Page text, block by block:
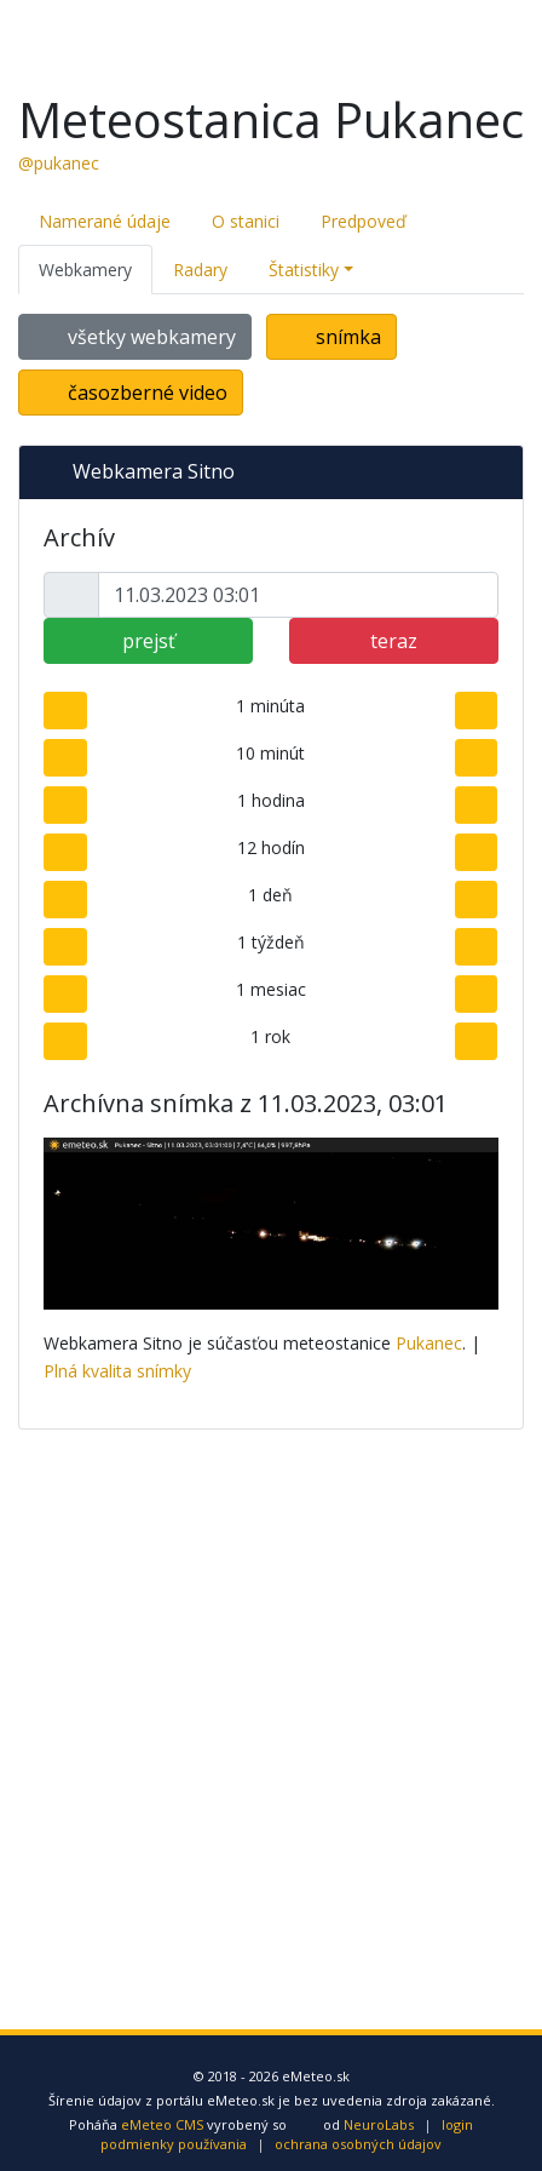
Meteostanica Pukanec
@pukanec
Namerané údaje O stanici Predpoveď
Webkamery Radary Štatistiky
všetky webkamery snímka
časozberné video
Webkamera Sitno
Archív
prejsť teraz
1 minúta
10 minút
1 hodina
12 hodín
1 deň
1 týždeň
1 mesiac
1 rok
Archívna snímka z 11.03.2023, 03:01
Webkamera Sitno je súčasťou meteostanice Pukanec. |
Plná kvalita snímky
© 2018 - 2026 eMeteo.sk
Šírenie údajov z portálu eMeteo.sk je bez uvedenia zdroja zakázané.
Poháňa eMeteo CMS vyrobený so od NeuroLabs |
login
podmienky používania
| ochrana osobných údajov